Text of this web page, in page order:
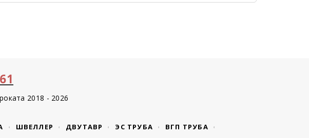
2018 - 2026
ШВЕЛЛЕР ДВУТАВР ЭС ТРУБА
ВГП ТРУБА